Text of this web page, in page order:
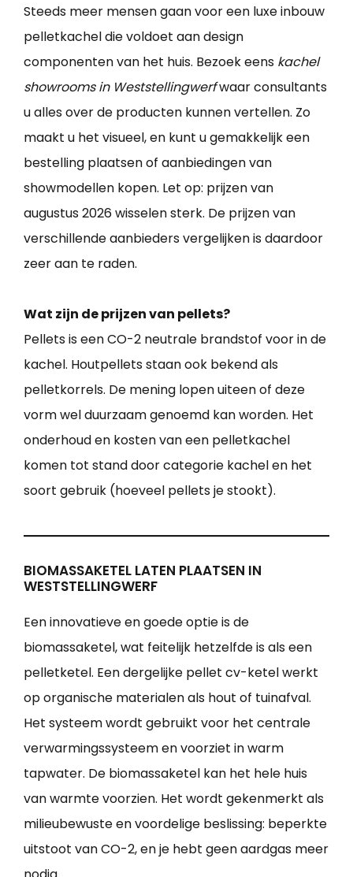
Steeds meer mensen gaan voor een luxe inbouw
pelletkachel die voldoet aan design
componenten van het huis. Bezoek eens kachel
showrooms in Weststellingwerfwaar consultants
u alles over de producten kunnen vertellen. Zo
maakt u het visueel, en kunt u gemakkelijk een
bestelling plaatsen of aanbiedingen van
showmodellen kopen. Let op: prijzen van
augustus 2026 wisselen sterk. De prijzen van
verschillende aanbieders vergelijken is daardoor
zeer aan te raden.
Wat zijn de prijzen van pellets?
Pellets is een CO-2 neutrale brandstof voor in de
kachel. Houtpellets staan ook bekend als
pelletkorrels. De mening lopen uiteen of deze
vorm wel duurzaam genoemd kan worden. Het
onderhoud en kosten van een pelletkachel
komen tot stand door categorie kachel en het
soort gebruik (hoeveel pellets je stookt).
BIOMASSAKETEL LATEN PLAATSEN IN
WESTSTELLINGWERF
Een innovatieve en goede optie is de
biomassaketel, wat feitelijk hetzelfde is als een
pelletketel. Een dergelijke pellet cv-ketel werkt
op organische materialen als hout of tuinafval.
Het systeem wordt gebruikt voor het centrale
verwarmingssysteem en voorziet in warm
tapwater. De biomassaketel kan het hele huis
van warmte voorzien. Het wordt gekenmerkt als
milieubewuste en voordelige beslissing: beperkte
uitstoot van CO-2, en je hebt geen aardgas meer